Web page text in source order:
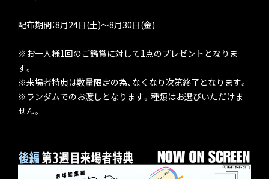
配布期間：8月24日(土)～8月30日(金)
※お一人様1回のご鑑賞に対して1点のプレゼントとなりま
す。
※来場者特典は数量限定の為、なくなり次第終了となります。
※ランダムでのお渡しとなります。種類はお選びいただけま
せん。